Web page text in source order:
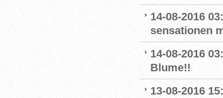
14-08-2016
sensationen
14-08-2016
Blume!!
13-08-2016